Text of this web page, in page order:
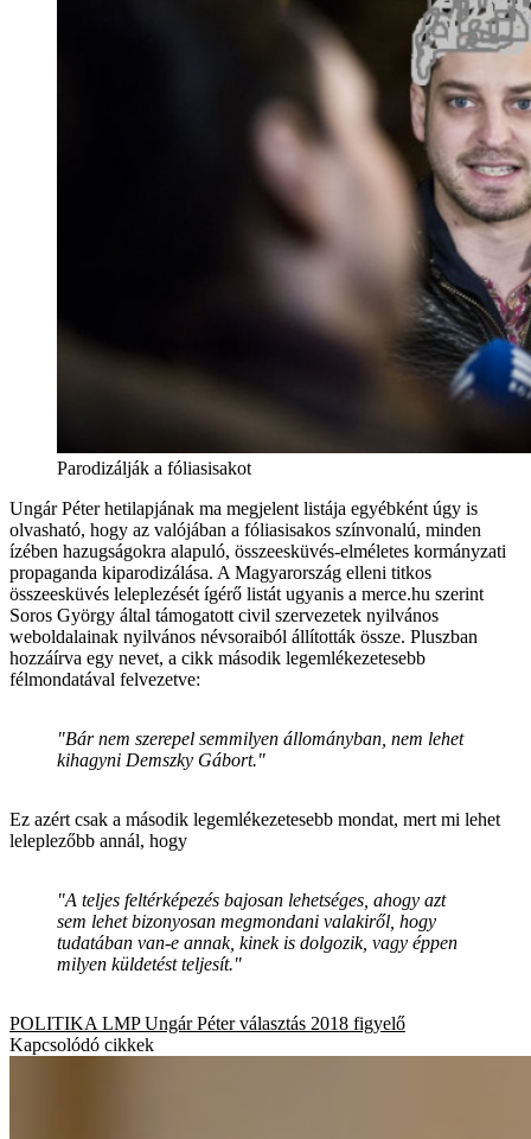
Parodizálják a fóliasisakot
Ungár Péter hetilapjának ma megjelent listája egyébként úgy is
olvasható, hogy az valójában a fóliasisakos színvonalú, minden
ízében hazugságokra alapuló, összeesküvés-elméletes kormányzati
propaganda kiparodizálása. A Magyarország elleni titkos
összeesküvés leleplezését ígérő listát ugyanis a merce.hu szerint
Soros György által támogatott civil szervezetek nyilvános
weboldalainak nyilvános névsoraiból állították össze. Pluszban
hozzáírva egy nevet, a cikk második legemlékezetesebb
félmondatával felvezetve:
"Bár nem szerepel semmilyen állományban, nem lehet
kihagyni Demszky Gábort."
Ez azért csak a második legemlékezetesebb mondat, mert mi lehet
leleplezőbb annál, hogy
"A teljes feltérképezés bajosan lehetséges, ahogy azt
sem lehet bizonyosan megmondani valakiről, hogy
tudatában van-e annak, kinek is dolgozik, vagy éppen
milyen küldetést teljesít."
POLITIKA LMP Ungár Péter választás 2018 figyelő
Kapcsolódó cikkek